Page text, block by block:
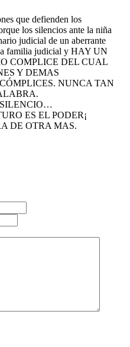
que defienden los
los silencios ante la niña
judicial de un aberrante
familia judicial y HAY UN
COMPLICE DEL CUAL
Y DEMAS
NUNCA TAN
ES EL PODER¡
DE OTRA MAS.